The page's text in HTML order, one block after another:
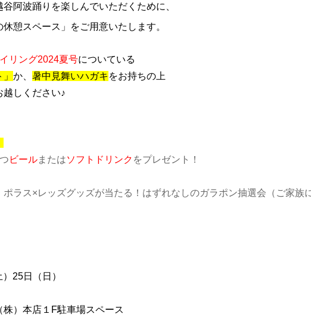
阿波踊りを楽しんでいただくために、
憩スペース」をご用意いたします。
リング2024夏号についている
か、 暑中見舞いハガキ をお持ちの上
しください♪
ビールまたはソフトドリンク をプレゼント！
ラス×レッズグッズが当たる！はずれなしのガラポン抽選会（ご家族
25日（日）
株）本店１F駐車場スペース